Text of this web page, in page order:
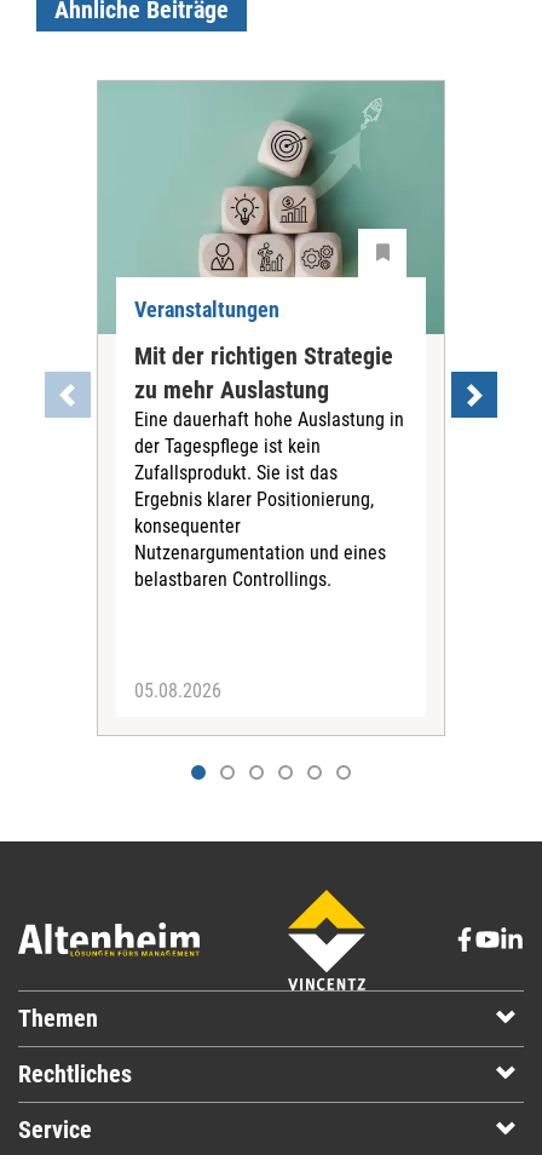
Ähnliche Beiträge
Veranstaltungen
Mit der richtigen Strategie
zu mehr Auslastung
Eine dauerhaft hohe Auslastung in
der Tagespflege ist kein
Zufallsprodukt. Sie ist das
Ergebnis klarer Positionierung,
konsequenter
Nutzenargumentation und eines
belastbaren Controllings.
05.08.2026
Themen
Rechtliches
Service